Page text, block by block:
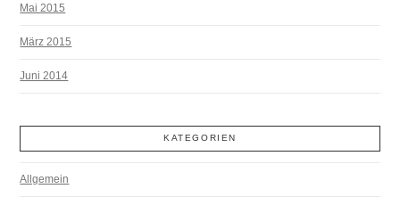
Mai 2015
März 2015
Juni 2014
KATEGORIEN
Allgemein